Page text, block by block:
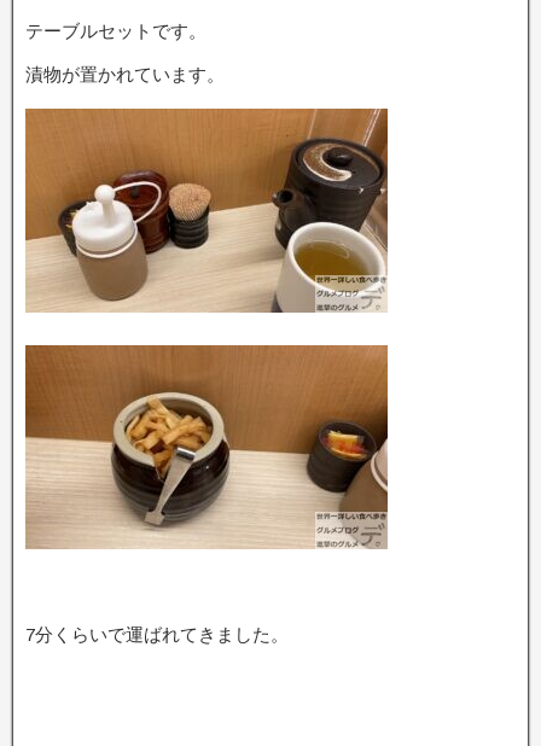
テーブルセットです。
漬物が置かれています。
7分くらいで運ばれてきました。